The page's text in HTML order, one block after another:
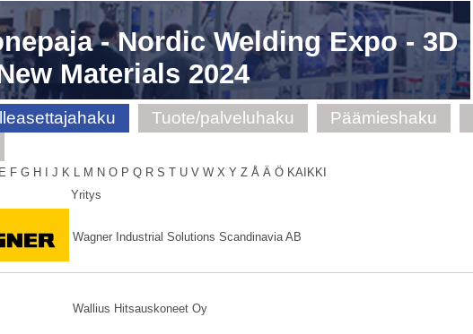
- Nordic Welding Expo - 3D
Materials 2024
Tuote/palveluhaku Päämieshaku
E F G H I J K L M N O P Q R S T U V W X Y Z Å Ä Ö KAIKKI
Yritys
Wagner Industrial Solutions Scandinavia AB
Wallius Hitsauskoneet Oy